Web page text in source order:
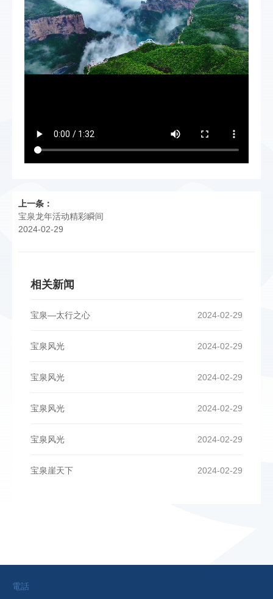
上一条：
宝泉龙年活动精彩瞬间
2024-02-29
相关新闻
2024-02-29
宝泉—太行之心
2024-02-29
宝泉风光
2024-02-29
宝泉风光
2024-02-29
宝泉风光
2024-02-29
宝泉风光
2024-02-29
宝泉崖天下
電話